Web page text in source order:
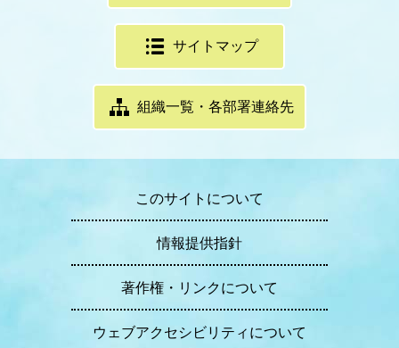
サイトマップ
組織一覧・各部署連絡先
このサイトについて
情報提供指針
著作権・リンクについて
ウェブアクセシビリティについて